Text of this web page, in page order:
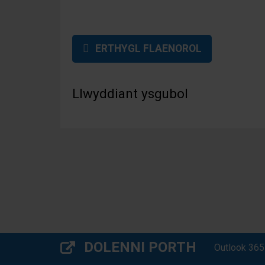
ERTHYGL FLAENOROL
Llwyddiant ysgubol
DOLENNI PORTH Outlook 365